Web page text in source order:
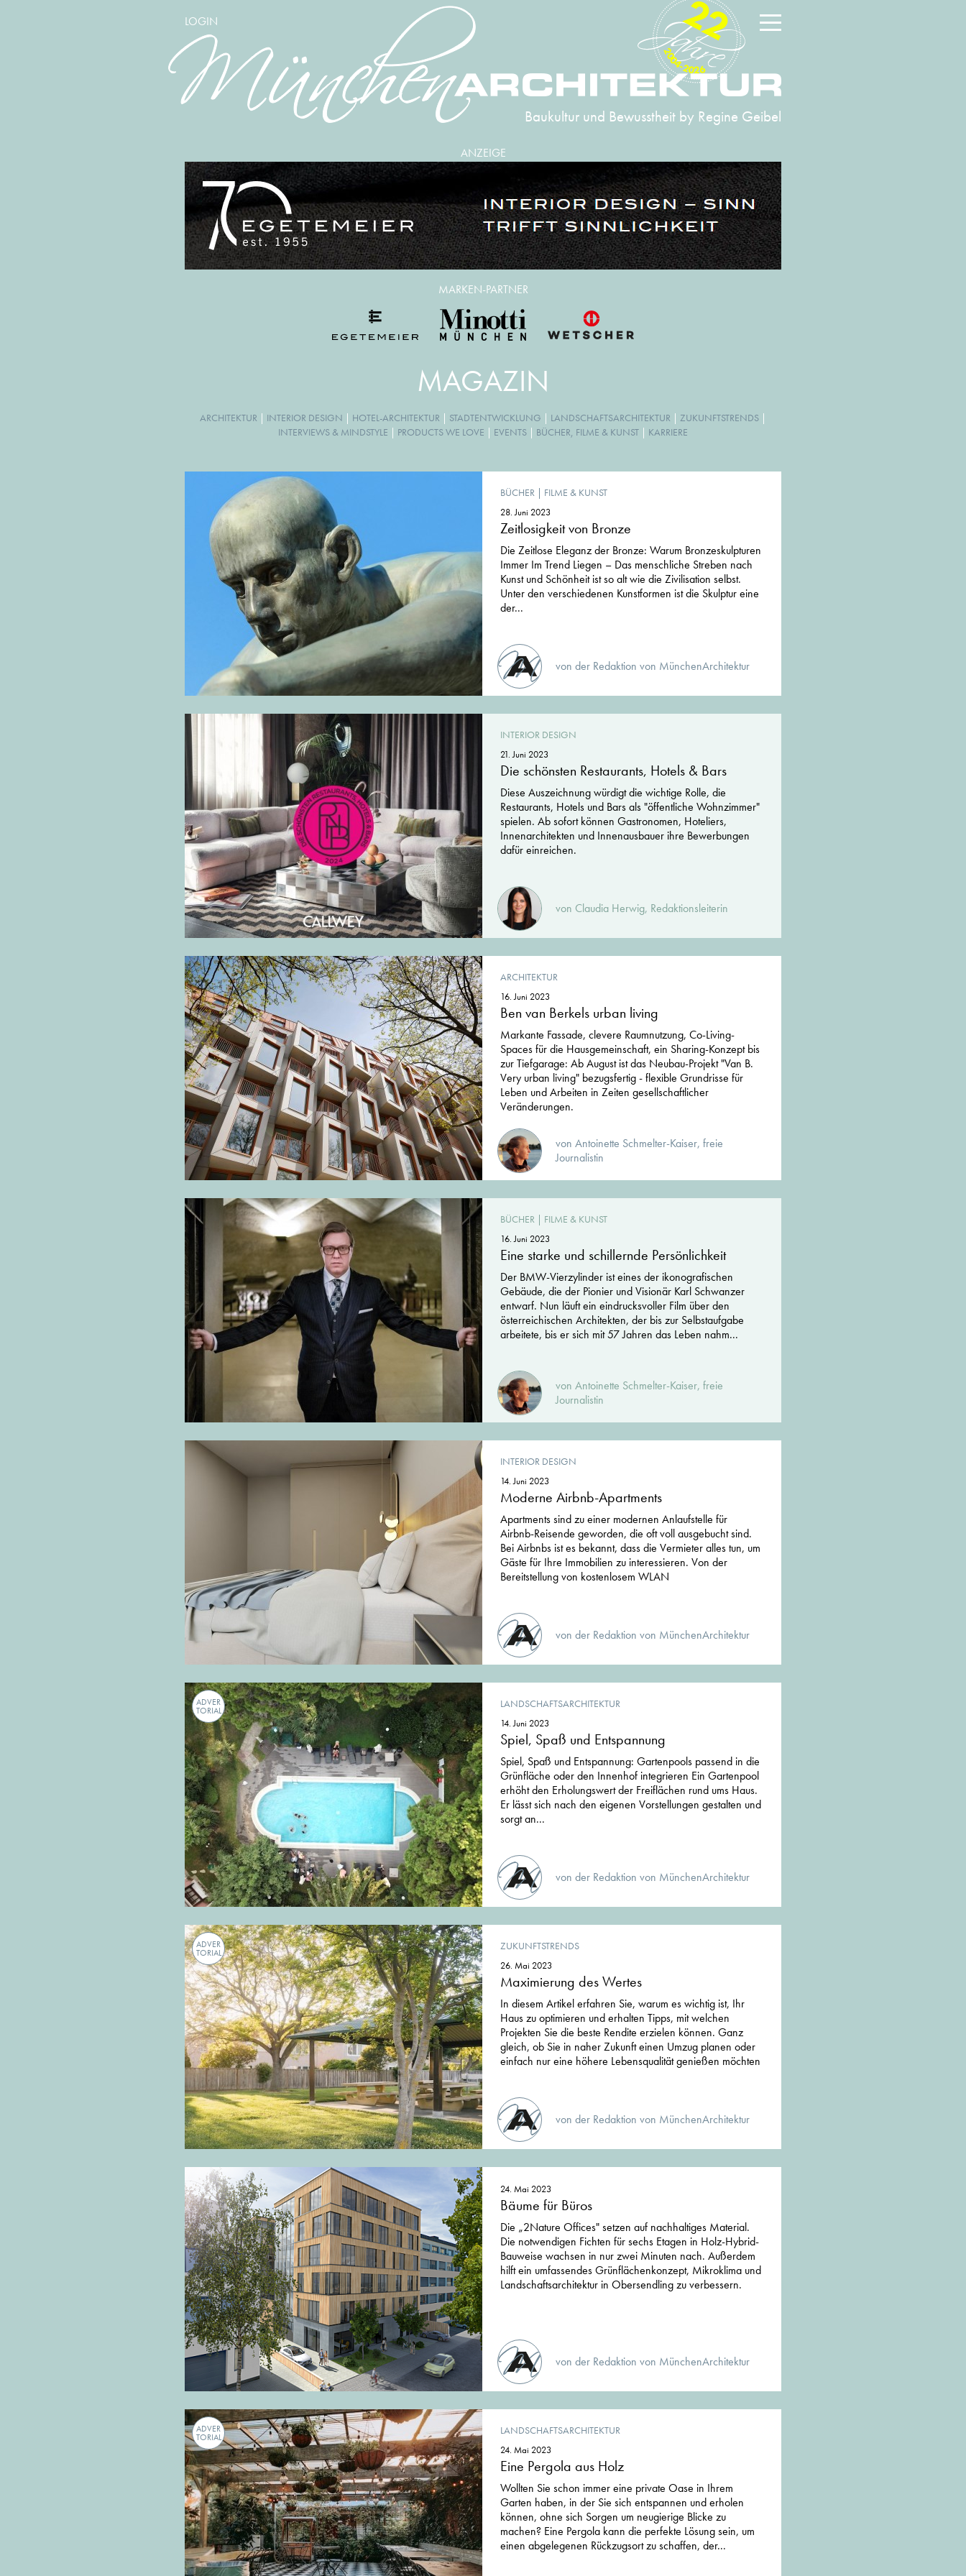
LOGIN
Baukultur und Bewusstheit by Regine Geibel
2004-2026
22
ANZEIGE
MAGAZIN
ARCHITEKTUR | INTERIOR DESIGN | HOTEL-ARCHITEKTUR | STADTENTWICKLUNG | LANDSCHAFTSARCHITEKTUR | ZUKUNFTSTRENDS |
INTERVIEWS & MINDSTYLE | PRODUCTS WE LOVE | EVENTS | BÜCHER, FILME & KUNST | KARRIERE
BÜCHER | FILME & KUNST
28. Juni 2023
Zeitlosigkeit von Bronze
Die Zeitlose Eleganz der Bronze: Warum Bronzeskulpturen
Immer Im Trend Liegen – Das menschliche Streben nach
Kunst und Schönheit ist so alt wie die Zivilisation selbst.
Unter den verschiedenen Kunstformen ist die Skulptur eine
der...
von der Redaktion von MünchenArchitektur
INTERIOR DESIGN
21. Juni 2023
Die schönsten Restaurants, Hotels & Bars
Diese Auszeichnung würdigt die wichtige Rolle, die
Restaurants, Hotels und Bars als "öffentliche Wohnzimmer"
spielen. Ab sofort können Gastronomen, Hoteliers,
Innenarchitekten und Innenausbauer ihre Bewerbungen
dafür einreichen.
von Claudia Herwig, Redaktionsleiterin
ARCHITEKTUR
16. Juni 2023
Ben van Berkels urban living
Markante Fassade, clevere Raumnutzung, Co-Living-
Spaces für die Hausgemeinschaft, ein Sharing-Konzept bis
zur Tiefgarage: Ab August ist das Neubau-Projekt "Van B.
Very urban living" bezugsfertig - flexible Grundrisse für
Leben und Arbeiten in Zeiten gesellschaftlicher
Veränderungen.
von Antoinette Schmelter-Kaiser, freie
Journalistin
BÜCHER | FILME & KUNST
16. Juni 2023
Eine starke und schillernde Persönlichkeit
Der BMW-Vierzylinder ist eines der ikonografischen
Gebäude, die der Pionier und Visionär Karl Schwanzer
entwarf. Nun läuft ein eindrucksvoller Film über den
österreichischen Architekten, der bis zur Selbstaufgabe
arbeitete, bis er sich mit 57 Jahren das Leben nahm...
von Antoinette Schmelter-Kaiser, freie
Journalistin
INTERIOR DESIGN
14. Juni 2023
Moderne Airbnb-Apartments
Apartments sind zu einer modernen Anlaufstelle für
Airbnb-Reisende geworden, die oft voll ausgebucht sind.
Bei Airbnbs ist es bekannt, dass die Vermieter alles tun, um
Gäste für Ihre Immobilien zu interessieren. Von der
Bereitstellung von kostenlosem WLAN
von der Redaktion von MünchenArchitektur
ADVER
TORIAL
LANDSCHAFTSARCHITEKTUR
14. Juni 2023
Spiel, Spaß und Entspannung
Spiel, Spaß und Entspannung: Gartenpools passend in die
Grünfläche oder den Innenhof integrieren Ein Gartenpool
erhöht den Erholungswert der Freiflächen rund ums Haus.
Er lässt sich nach den eigenen Vorstellungen gestalten und
sorgt an...
von der Redaktion von MünchenArchitektur
ADVER
TORIAL
ZUKUNFTSTRENDS
26. Mai 2023
Maximierung des Wertes
In diesem Artikel erfahren Sie, warum es wichtig ist, Ihr
Haus zu optimieren und erhalten Tipps, mit welchen
Projekten Sie die beste Rendite erzielen können. Ganz
gleich, ob Sie in naher Zukunft einen Umzug planen oder
einfach nur eine höhere Lebensqualität genießen möchten
von der Redaktion von MünchenArchitektur
24. Mai 2023
Bäume für Büros
Die „2Nature Offices" setzen auf nachhaltiges Material.
Die notwendigen Fichten für sechs Etagen in Holz-Hybrid-
Bauweise wachsen in nur zwei Minuten nach. Außerdem
hilft ein umfassendes Grünflächenkonzept, Mikroklima und
Landschaftsarchitektur in Obersendling zu verbessern.
von der Redaktion von MünchenArchitektur
ADVER
TORIAL
LANDSCHAFTSARCHITEKTUR
24. Mai 2023
Eine Pergola aus Holz
Wollten Sie schon immer eine private Oase in Ihrem
Garten haben, in der Sie sich entspannen und erholen
können, ohne sich Sorgen um neugierige Blicke zu
machen? Eine Pergola kann die perfekte Lösung sein, um
einen abgelegenen Rückzugsort zu schaffen, der...